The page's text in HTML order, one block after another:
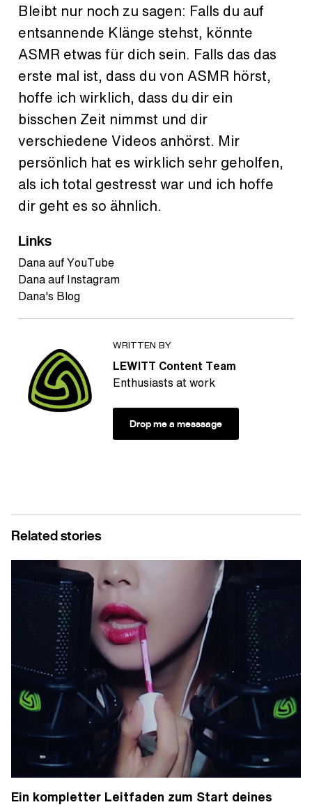
Bleibt nur noch zu sagen: Falls du auf
entsannende Klänge stehst, könnte
ASMR etwas für dich sein. Falls das das
erste mal ist, dass du von ASMR hörst,
hoffe ich wirklich, dass du dir ein
bisschen Zeit nimmst und dir
verschiedene Videos anhörst. Mir
persönlich hat es wirklich sehr geholfen,
als ich total gestresst war und ich hoffe
dir geht es so ähnlich.
Links
Dana auf YouTube
Dana auf Instagram
Dana's Blog
WRITTEN BY
LEWITT Content Team
Enthusiasts at work
Drop me a messsage
Related stories
Ein kompletter Leitfaden zum Start deines